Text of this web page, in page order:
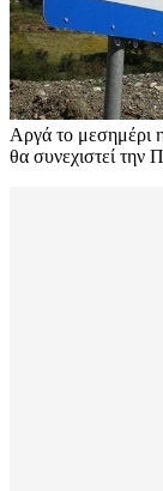
Αργά το μεσημέρι
θα συνεχιστεί την